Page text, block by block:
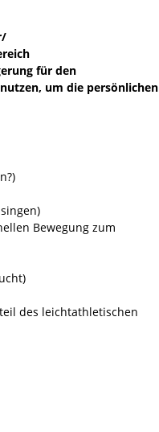
für den
um die persönlichen
Bewegung zum
des leichtathletischen